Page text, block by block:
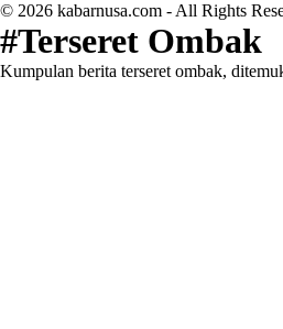
© 2026 kabarnusa.com - All Rights
#Terseret Ombak
Kumpulan berita terseret ombak,